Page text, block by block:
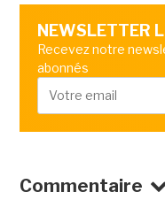
NEWSLETTER
Recevez notre
abonnés
Commentaire